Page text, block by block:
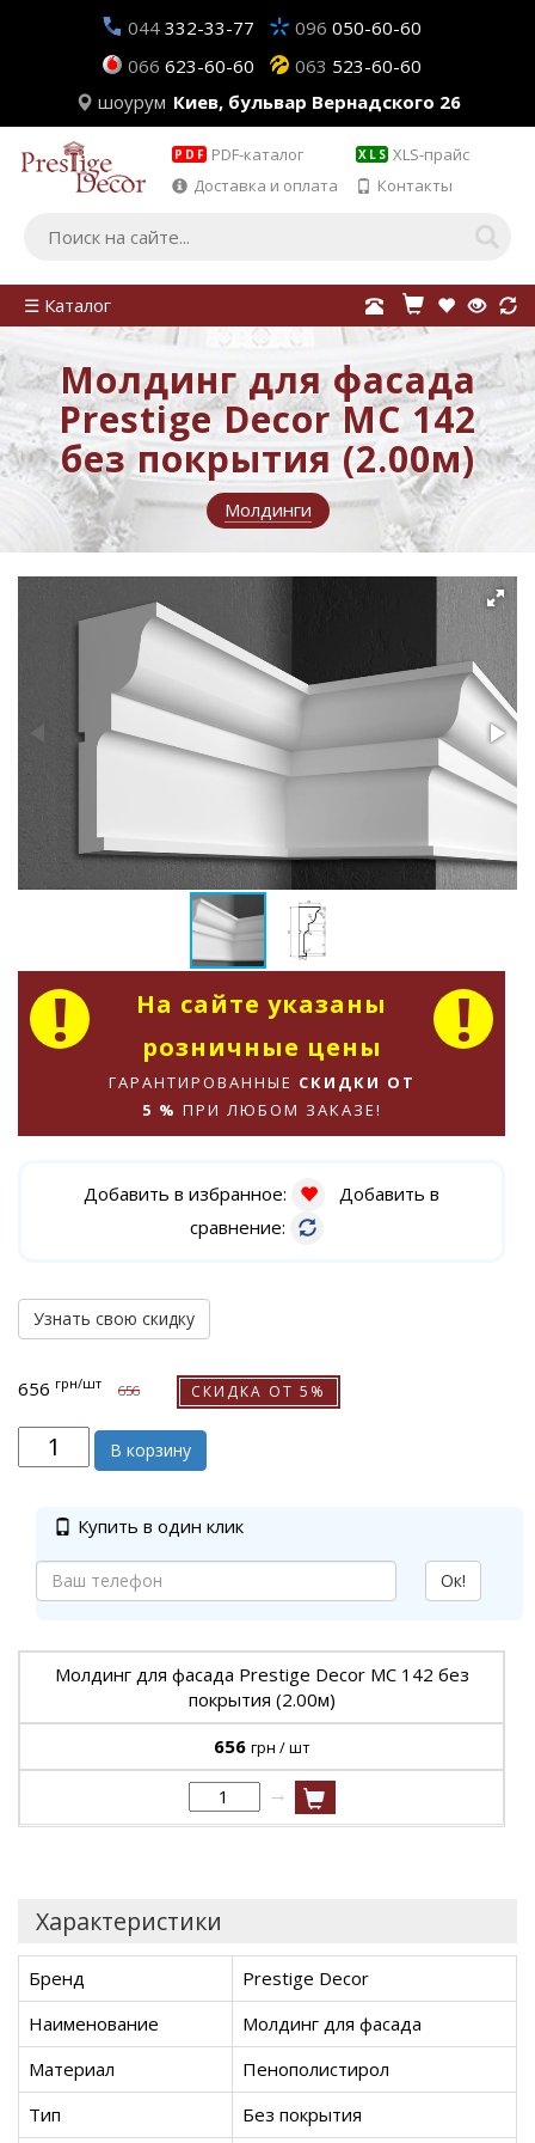
044 332-33-77 096 050-60-60
066 623-60-60 063 523-60-60
шоурум Киев, бульвар Вернадского 26
PDF PDF-каталог XLS XLS-прайс
Доставка и оплата
Контакты
☰ Каталог
Молдинг для фасада
Prestige Decor MC 142
без покрытия (2.00м)
Молдинги
На сайте указаны
розничные цены
ГАРАНТИРОВАННЫЕ СКИДКИ ОТ
5 % ПРИ ЛЮБОМ ЗАКАЗЕ!
Добавить в избранное:
Добавить в
сравнение:
Узнать свою скидку
656 грн/шт 656 СКИДКА ОТ 5%
В корзину
Купить в один клик
Ок!
Молдинг для фасада Prestige Decor MC 142 без
покрытия (2.00м)
656 грн / шт
→
Характеристики
Бренд
Prestige Decor
Наименование
Молдинг для фасада
Материал
Пенополистирол
Тип
Без покрытия